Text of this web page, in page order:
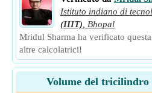
Istituto indiano di
(IIIT)
Bhopal
Mridul Sharma ha verificato
altre calcolatrici!
Volume del